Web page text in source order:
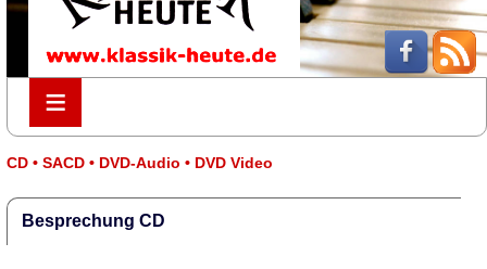
≡
≡
CD • SACD • DVD-Audio • DVD Video
Besprechung CD